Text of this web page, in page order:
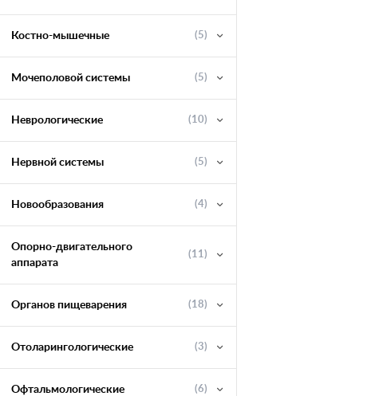
Костно-мышечные (5)
Мочеполовой системы (5)
Неврологические (10)
Нервной системы (5)
Новообразования (4)
Опорно-двигательного
аппарата
(11)
Органов пищеварения (18)
Отоларингологические (3)
Офтальмологические (6)